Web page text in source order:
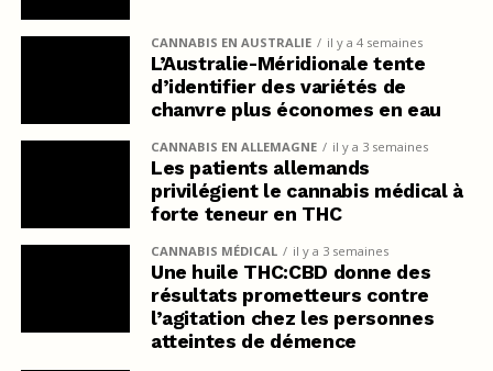
CANNABIS EN AUSTRALIE il y a 4 semaines
L’Australie-Méridionale tente
d’identifier des variétés de
chanvre plus économes en eau
CANNABIS EN ALLEMAGNE il y a 3 semaines
Les patients allemands
privilégient le cannabis médical à
forte teneur en THC
CANNABIS MÉDICAL il y a 3 semaines
Une huile THC:CBD donne des
résultats prometteurs contre
l’agitation chez les personnes
atteintes de démence